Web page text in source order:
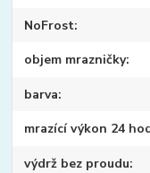
NoFrost
objem mrazničky
barva
mrazící výkon 24
výdrž bez proudu